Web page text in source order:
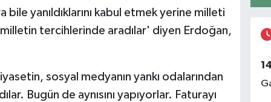
yanıldıklarını kabul etmek yerine milleti
tercihlerinde aradılar' diyen Erdoğan,
sosyal medyanın yankı odalarından
Bugün de aynısını yapıyorlar. Faturayı